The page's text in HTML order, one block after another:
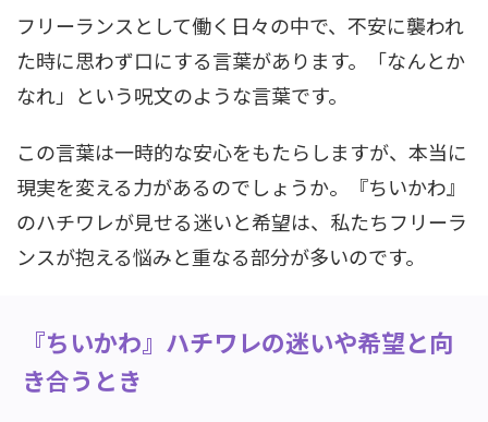
フリーランスとして働く日々の中で、不安に襲われ
た時に思わず口にする言葉があります。「なんとか
なれ」という呪文のような言葉です。
この言葉は一時的な安心をもたらしますが、本当に
現実を変える力があるのでしょうか。『ちいかわ』
のハチワレが見せる迷いと希望は、私たちフリーラ
ンスが抱える悩みと重なる部分が多いのです。
『ちいかわ』ハチワレの迷いや希望と向
き合うとき